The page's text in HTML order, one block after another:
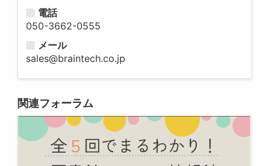
電話
050-3662-0555
メール
sales@braintech.co.jp
関連フォーラム